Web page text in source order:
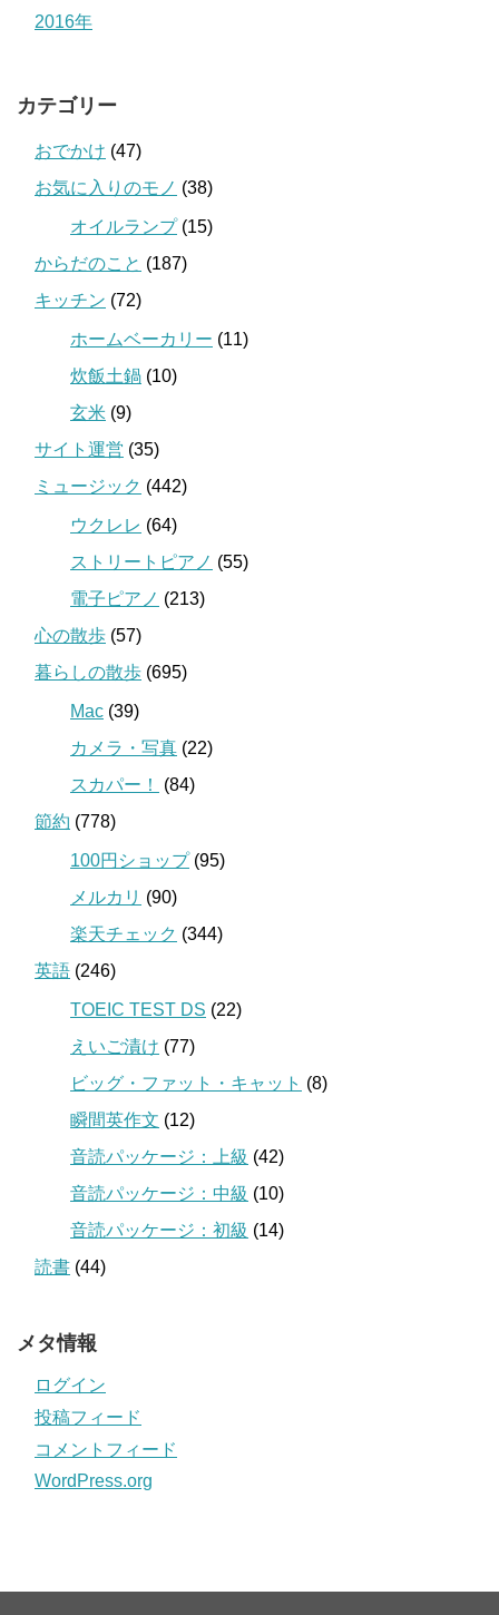
2016年
カテゴリー
おでかけ (47)
お気に入りのモノ (38)
オイルランプ(15)
からだのこと (187)
キッチン (72)
ホームベーカリー (11)
炊飯土鍋 (10)
玄米 (9)
サイト運営 (35)
ミュージック (442)
ウクレレ (64)
ストリートピアノ (55)
電子ピアノ (213)
心の散歩 (57)
暮らしの散歩 (695)
Mac (39)
カメラ・写真 (22)
スカパー！
(84)
節約 (778)
100円ショップ(95)
メルカリ (90)
楽天チェック (344)
英語 (246)
TOEIC TEST DS (22)
えいご漬け (77)
ビッグ・ファット・キャット (8)
瞬間英作文 (12)
音読パッケージ：上級 (42)
音読パッケージ：中級 (10)
音読パッケージ：初級 (14)
読書 (44)
メタ情報
ログイン
投稿フィード
コメントフィード
WordPress.org